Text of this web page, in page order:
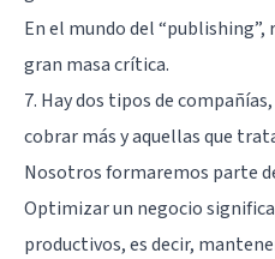
En el mundo del
gran masa crítica.
7. Hay dos tipos de
cobrar más y aquellas que
Nosotros formaremos parte
Optimizar un negocio
productivos, es decir,